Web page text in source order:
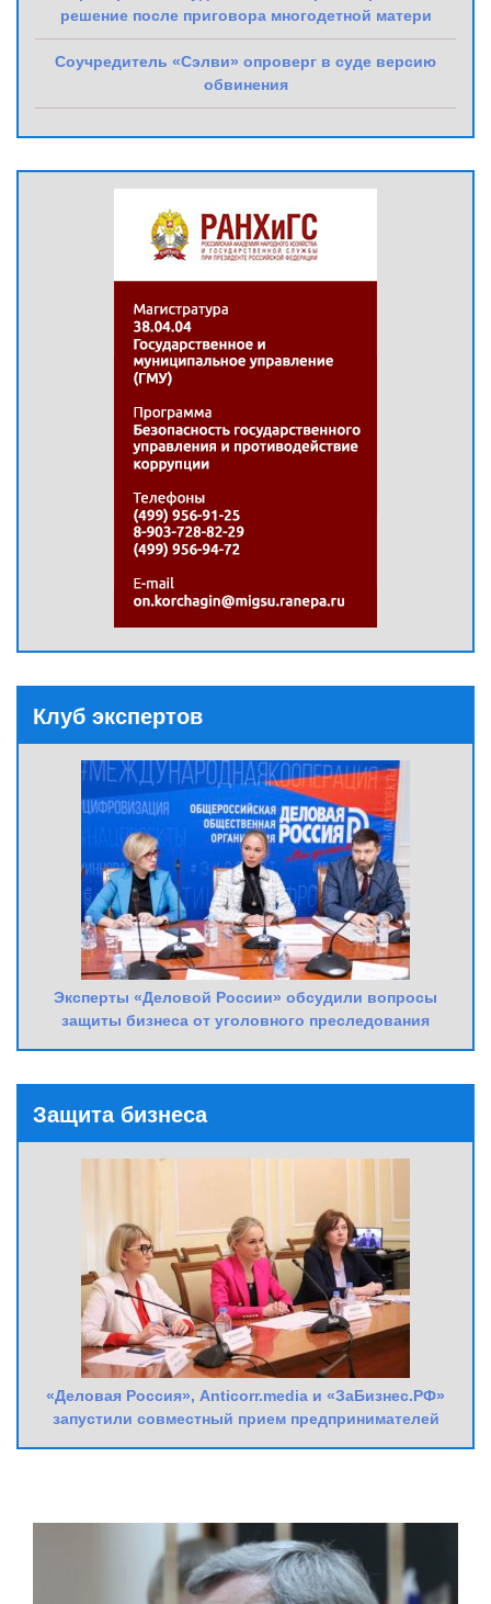
решение после приговора многодетной матери
Соучредитель «Сэлви» опроверг в суде версию
обвинения
Клуб экспертов
Эксперты «Деловой России» обсудили вопросы
защиты бизнеса от уголовного преследования
Защита бизнеса
«Деловая Россия», Anticorr.media и «ЗаБизнес.РФ»
запустили совместный прием предпринимателей